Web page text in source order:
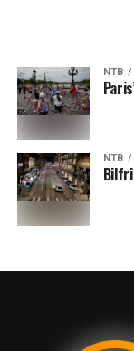
NTB
NTB